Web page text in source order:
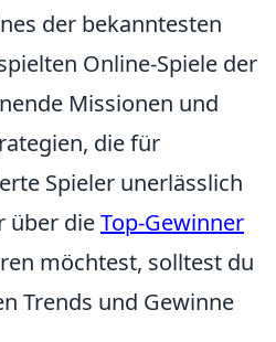
der bekanntesten
Online-Spiele der
Missionen und
die für
Spieler unerlässlich
über dieTop-Gewinner
möchtest, solltest du
Trends und Gewinne